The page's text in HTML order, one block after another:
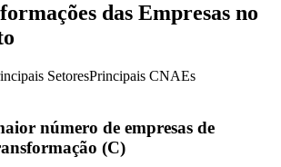
das Empresas no
SetoresPrincipais CNAEs
número de empresas de
(C)